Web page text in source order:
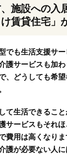
施設への入
賃貸住宅」
でも生活支援サー
護サービスも加
、どうしても希
て生活できるこ
サービスもそれ
費用は高くなり
護が必要ない人